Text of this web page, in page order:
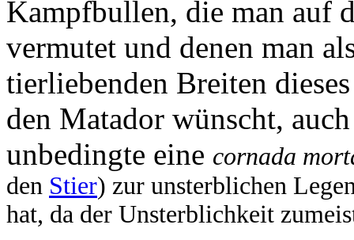
Kampfbullen, die man auf
vermutet und denen man
tierliebenden Breiten
den Matador wünscht,
unbedingte eine cornada
den Stier) zur unsterblichen
hat, da der Unsterblichkeit